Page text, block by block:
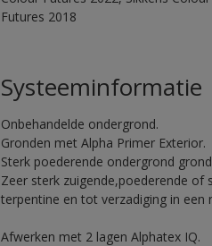
Futures 2018
Systeeminformatie
Onbehandelde ondergrond.
Gronden met Alpha Primer Exterior.
Sterk poederende ondergrond
Zeer sterk zuigende,poederende of
terpentine en tot verzadiging in een
Afwerken met 2 lagen Alphatex IQ.